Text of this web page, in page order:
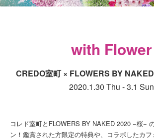
with Flower
CREDO室町 × FLOWERS BY
2020.1.30 Thu - 3.1 Sun
コレド室町とFLOWERS BY NAKED 2020 −桜−
ン！鑑賞された方限定の特典や、コラボしたカ